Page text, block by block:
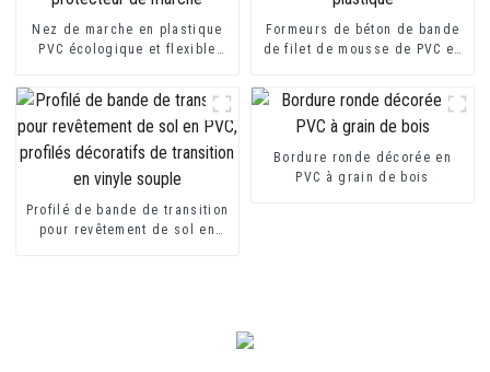
Nez de marche en plastique
PVC écologique et flexible
Formeurs de béton de bande
de filet de mousse de PVC en
Profilé de bande de transition
pour revêtement de sol en
Bordure ronde décorée en
PVC à grain de bois